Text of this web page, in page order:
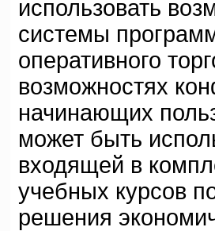
использовать
системы
оперативного
возможностях
начинающих
может быть
входящей в
учебных курсов
решения